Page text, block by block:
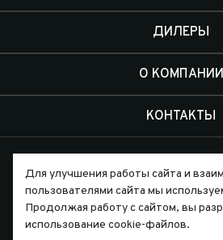
ДИЛЕРЫ
О КОМПАНИИ
КОНТАКТЫ
Письмо
Для улучшения работы сайта и
пользователями сайта мы
Продолжая работу с сайтом, вы
использование cookie-файлов.